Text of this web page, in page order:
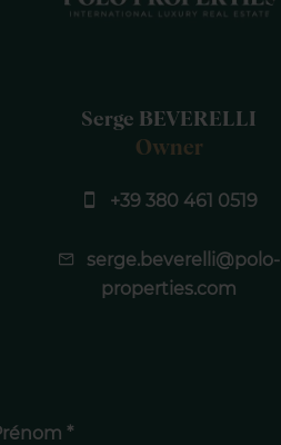
Serge BEVERELLI
Owner
+39 380 461 0519
serge.beverelli@polo-
properties.com
*